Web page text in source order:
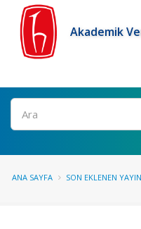
Akademik
Ara
ANA SAYFA SON EKLENEN